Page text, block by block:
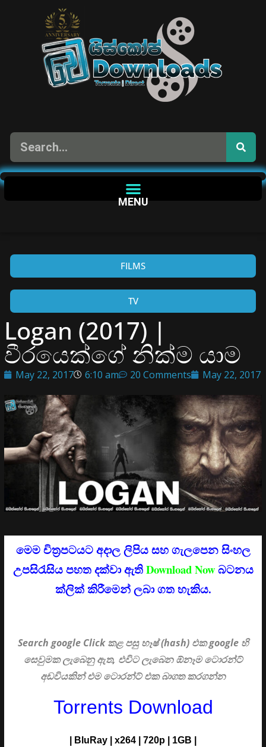
MENU
FILMS
TV
Logan (2017) |
වීරයෙක්ගේ නික්ම යාම
May 22, 2017 6:10 am 20 Comments May 22, 2017
මෙම චිත්‍රපටයට අදාල ලිපිය සහ ගැලපෙන සිංහල
උපසිරැසිය පහත දක්වා ඇතිDownload Nowබටනය
ක්ලික් කිරීමෙන් ලබා ගත හැකිය.
Search google Clickකළ පසු හෑෂ් (hash) එක google හි
සෙවුමක ලැබෙනු ඇත, එවිට ලැබෙන ඕනෑම ටොරන්ට්
අඩවියකින් එම ටොරන්ට් එක බාගත කරගන්න
Torrents Download
| BluRay | x264 | 720p | 1GB |